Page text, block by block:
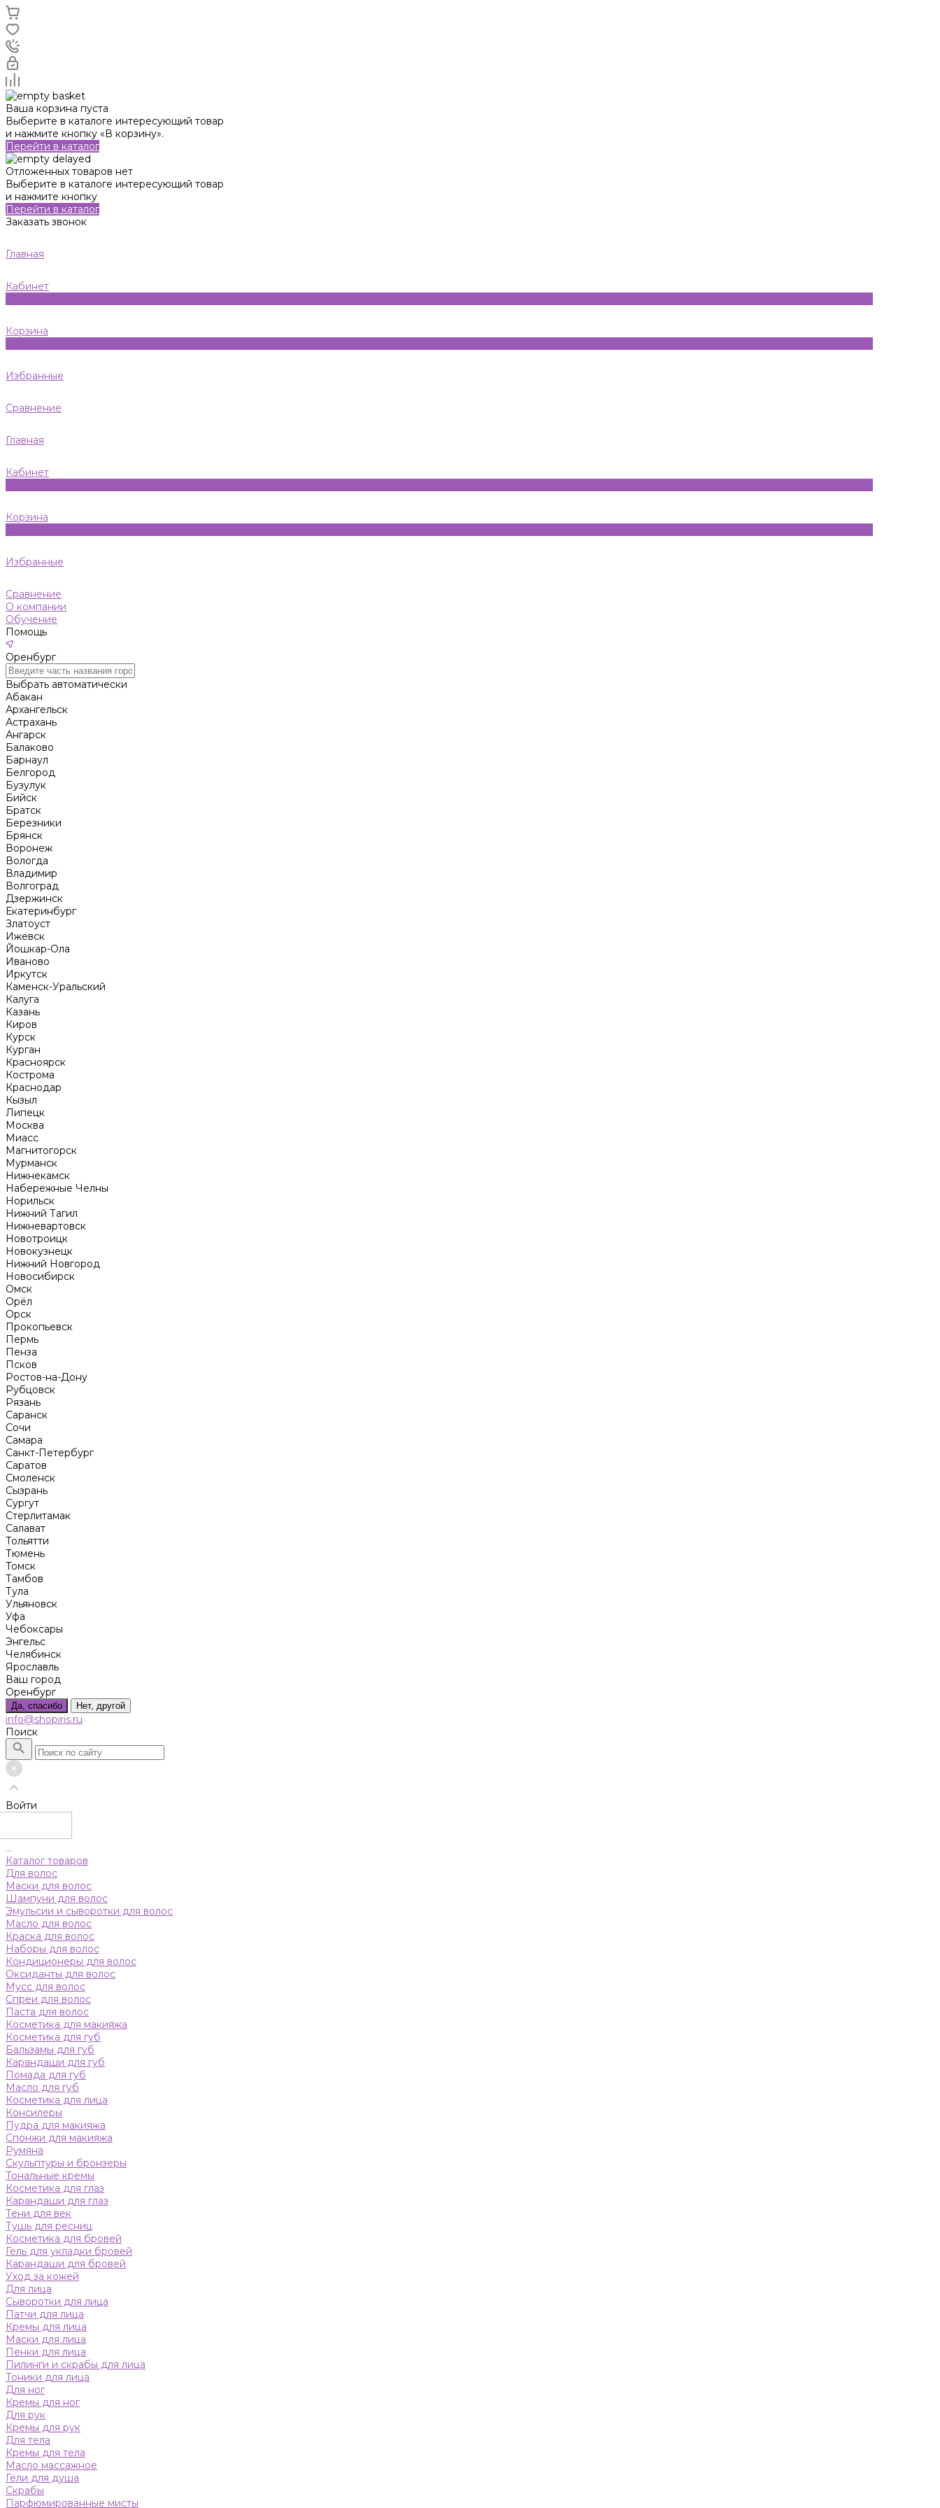
Ваша корзина пуста
Выберите в каталоге интересующий товар
и нажмите кнопку «В корзину».
Перейти в каталог
Отложенных товаров нет
Выберите в каталоге интересующий товар
и нажмите кнопку
Перейти в каталог
Заказать звонок
Главная
Кабинет
Корзина
Избранные
Сравнение
Главная
Кабинет
Корзина
Избранные
Сравнение
О компании
Обучение
Помощь
Оренбург
Выбрать автоматически
Абакан
Архангельск
Астрахань
Ангарск
Балаково
Барнаул
Белгород
Бузулук
Бийск
Братск
Березники
Брянск
Воронеж
Вологда
Владимир
Волгоград
Дзержинск
Екатеринбург
Златоуст
Ижевск
Йошкар-Ола
Иваново
Иркутск
Каменск-Уральский
Калуга
Казань
Киров
Курск
Курган
Красноярск
Кострома
Краснодар
Кызыл
Липецк
Москва
Миасс
Магнитогорск
Мурманск
Нижнекамск
Набережные Челны
Норильск
Нижний Тагил
Нижневартовск
Новотроицк
Новокузнецк
Нижний Новгород
Новосибирск
Омск
Орёл
Орск
Прокопьевск
Пермь
Пенза
Псков
Ростов-на-Дону
Рубцовск
Рязань
Саранск
Сочи
Самара
Санкт-Петербург
Саратов
Смоленск
Сызрань
Сургут
Стерлитамак
Салават
Тольятти
Тюмень
Томск
Тамбов
Тула
Ульяновск
Уфа
Чебоксары
Энгельс
Челябинск
Ярославль
Ваш город
Оренбург
Да, спасибо Нет, другой
info@shopiris.ru
Поиск
Войти
...
Каталог товаров
Для волос
Маски для волос
Шампуни для волос
Эмульсии и сыворотки для волос
Масло для волос
Краска для волос
Наборы для волос
Кондиционеры для волос
Оксиданты для волос
Мусс для волос
Спреи для волос
Паста для волос
Косметика для макияжа
Косметика для губ
Бальзамы для губ
Карандаши для губ
Помада для губ
Масло для губ
Косметика для лица
Консилеры
Пудра для макияжа
Спонжи для макияжа
Румяна
Скульптуры и бронзеры
Тональные кремы
Косметика для глаз
Карандаши для глаз
Тени для век
Тушь для ресниц
Косметика для бровей
Гель для укладки бровей
Карандаши для бровей
Уход за кожей
Для лица
Сыворотки для лица
Патчи для лица
Кремы для лица
Маски для лица
Пенки для лица
Пилинги и скрабы для лица
Тоники для лица
Для ног
Кремы для ног
Для рук
Кремы для рук
Для тела
Кремы для тела
Масло массажное
Гели для душа
Скрабы
Парфюмированные мисты